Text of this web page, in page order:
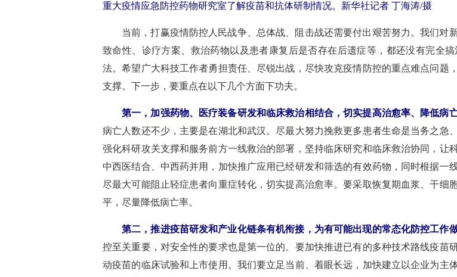
重大疫情应急防控药物研究室了解疫苗和抗体研制情况。新华社记者 丁海涛/摄
当前，打赢疫情防控人民战争、总体战、阻击战还需要付出艰苦努力。我们对
致命性、诊疗方案、救治药物以及患者康复后是否存在后遗症等，都还没有完全
法。希望广大科技工作者勇担责任、尽锐出战，尽快攻克疫情防控的重点难点问题
支撑。下一步，要重点在以下几个方面下功夫。
第一，加强药物、医疗装备研发和临床救治相结合，切实提高治愈率、降低病
病亡人数还不少，主要是在湖北和武汉。尽最大努力挽救更多患者生命是当务之急
强化科研攻关支撑和服务前方一线救治的部署，坚持临床研究和临床救治协同，让
中西医结合、中西药并用，加快推广应用已经研发和筛选的有效药物，同时根据一
尽最大可能阻止轻症患者向重症转化，切实提高治愈率。要采取恢复期血浆、干细
平，尽量降低病亡率。
第二，推进疫苗研发和产业化链条有机衔接，为有可能出现的常态化防控工作
控至关重要，对安全性的要求也是第一位的。要加快推进已有的多种技术路线疫苗
动疫苗的临床试验和上市使用。我们要立足当前、着眼长远，加快建立以企业为主